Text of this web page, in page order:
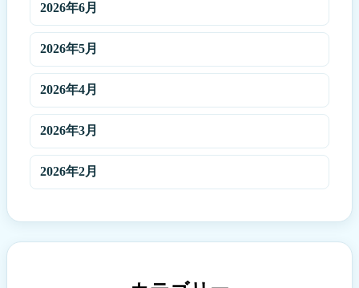
2026年6月
2026年5月
2026年4月
2026年3月
2026年2月